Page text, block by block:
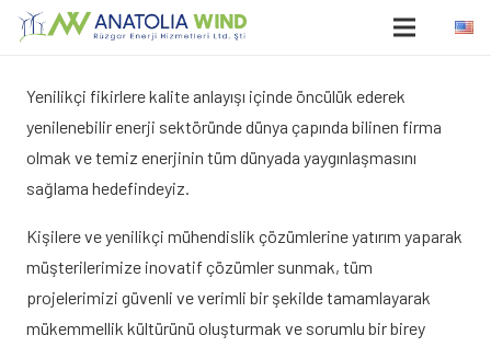
Yenilikçi fikirlere kalite anlayışı içinde öncülük ederek
yenilenebilir enerji sektöründe dünya çapında bilinen firma
olmak ve temiz enerjinin tüm dünyada yaygınlaşmasını
sağlama hedefindeyiz.
Kişilere ve yenilikçi mühendislik çözümlerine yatırım yaparak
müşterilerimize inovatif çözümler sunmak, tüm
projelerimizi güvenli ve verimli bir şekilde tamamlayarak
mükemmellik kültürünü oluşturmak ve sorumlu bir birey